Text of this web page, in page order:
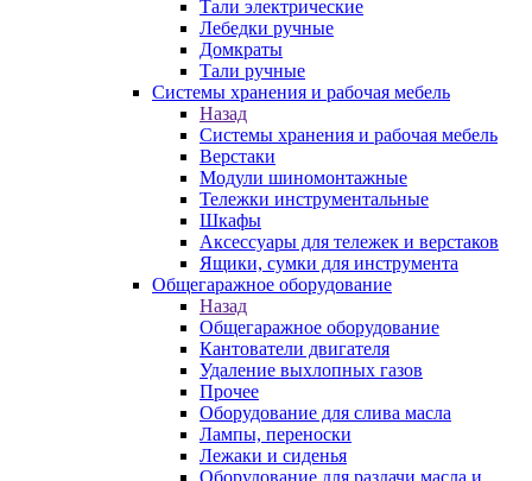
Тали электрические
Лебедки ручные
Домкраты
Тали ручные
Системы хранения и рабочая мебель
Назад
Системы хранения и рабочая мебель
Верстаки
Модули шиномонтажные
Тележки инструментальные
Шкафы
Аксессуары для тележек и верстаков
Ящики, сумки для инструмента
Общегаражное оборудование
Назад
Общегаражное оборудование
Кантователи двигателя
Удаление выхлопных газов
Прочее
Оборудование для слива масла
Лампы, переноски
Лежаки и сиденья
Оборудование для раздачи масла и